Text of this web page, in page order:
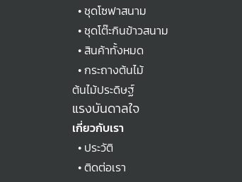
•ชุดโซฟาสนาม
•ชุดโต๊ะกินข้าวสนาม
•สินค้าทั้งหมด
•กระถางต้นไม้
ต้นไม้ประดิษฐ์
แรงบันดาลใจ
เกี่ยวกับเรา
• ประวัติ
•ติดต่อเรา